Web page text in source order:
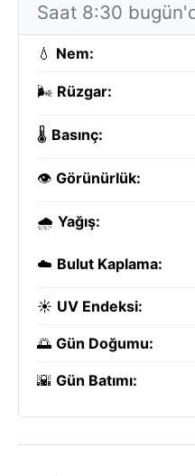
Saat 8:30
💧 Nem:
🌬️ Rüzgar:
🌡️ Basınç:
👁️ Görünürlük:
🌧️ Yağış:
☁️ Bulut Kaplama:
☀️ UV Endeksi:
🌅 Gün Doğumu:
🌇 Gün Batımı: